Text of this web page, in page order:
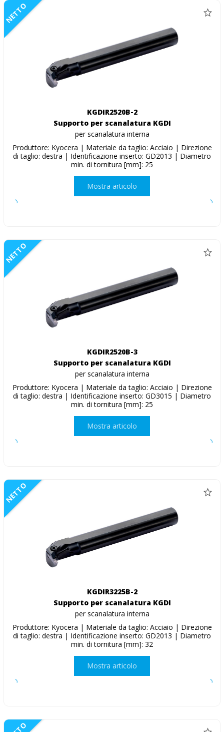
NETTO
KGDIR2520B-2
Supporto per scanalatura KGDI
per scanalatura interna
Produttore: Kyocera | Materiale da taglio: Acciaio | Direzione
di taglio: destra | Identificazione inserto: GD2013 | Diametro
min. di tornitura [mm]: 25
Mostra articolo
NETTO
KGDIR2520B-3
Supporto per scanalatura KGDI
per scanalatura interna
Produttore: Kyocera | Materiale da taglio: Acciaio | Direzione
di taglio: destra | Identificazione inserto: GD3015 | Diametro
min. di tornitura [mm]: 25
Mostra articolo
NETTO
KGDIR3225B-2
Supporto per scanalatura KGDI
per scanalatura interna
Produttore: Kyocera | Materiale da taglio: Acciaio | Direzione
di taglio: destra | Identificazione inserto: GD2013 | Diametro
min. di tornitura [mm]: 32
Mostra articolo